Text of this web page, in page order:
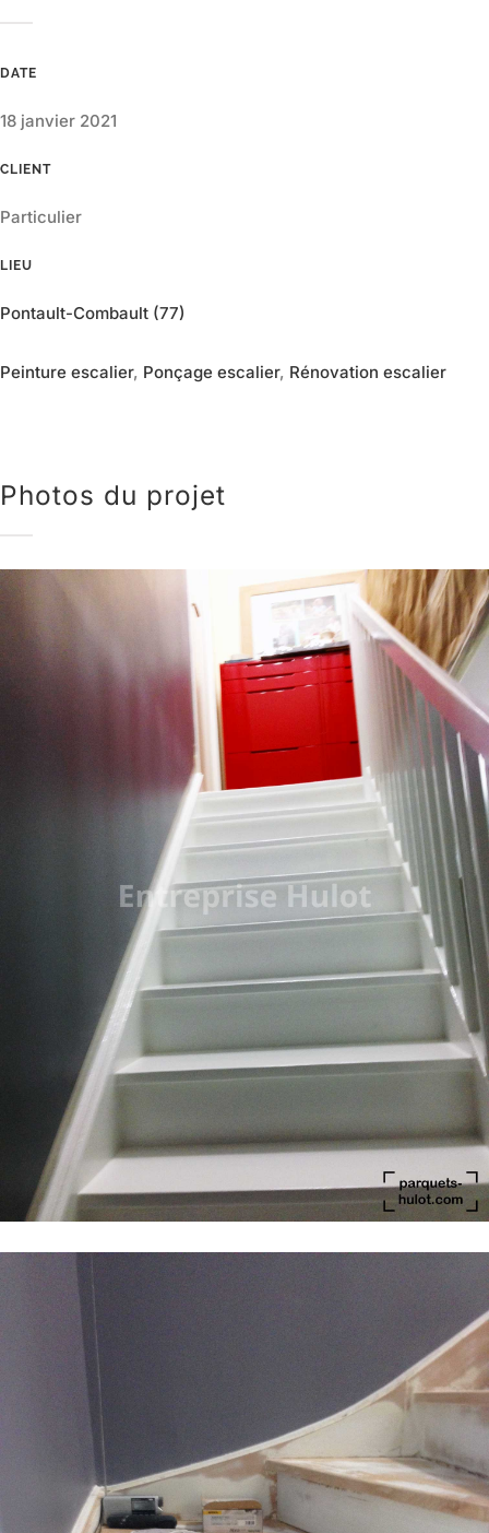
DATE
18 janvier 2021
CLIENT
Particulier
LIEU
Pontault-Combault (77)
Peinture escalier, Ponçage escalier, Rénovation escalier
Photos du projet